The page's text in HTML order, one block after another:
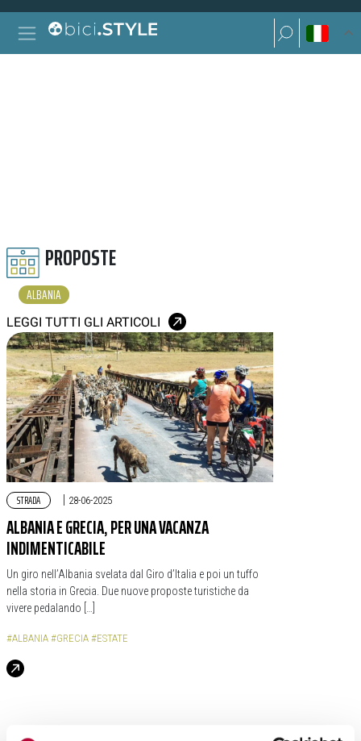
Vai al contenuto
Navigazione principale
Ricerca per:
Ricerca per:
PROPOSTE
ALBANIA
LEGGI TUTTI GLI ARTICOLI
STRADA | 28-06-2025
ALBANIA E GRECIA, PER UNA VACANZA
INDIMENTICABILE
Un giro nell’Albania svelata dal Giro d’Italia e poi un tuffo
nella storia in Grecia. Due nuove proposte turistiche da
vivere pedalando […]
#ALBANIA #GRECIA #ESTATE